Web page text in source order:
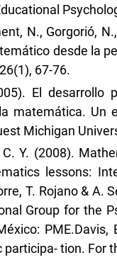
N., Gorgorió,
desde la
67-76.
El desarrollo
matemática. Un
Michigan
C. Y. (2008).
lessons:
T. Rojano & A.
Group for the
participa- tion. For